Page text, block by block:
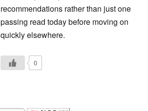
recommendations rather than just one
passing read today before moving on
quickly elsewhere.
0